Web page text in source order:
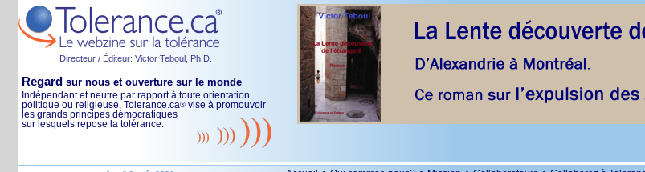
Directeur / Éditeur: Victor Teboul, Ph.D.
Regard sur nous et ouverture sur le monde
Indépendant et neutre par rapport à toute orientation
politique ou religieuse, Tolerance.ca® vise à promouvoir
les grands principes démocratiques
sur lesquels repose la tolérance.